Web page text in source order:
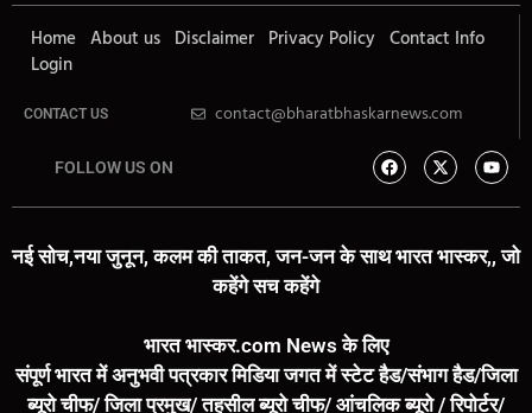
Home About us Disclaimer Privacy Policy Contact Info
Login
CONTACT US contact@bharatbhaskarnews.com
FOLLOW US ON
नई सोच,नया जुनून, कलम की ताकत, जन-जन के साथ भारत भास्कर,, जो
कहेंगे सच कहेंगे
भारत भास्कर.com News के लिए
संपूर्ण भारत में अनुभवी पत्रकार मिडिया जगत में स्टेट हैड/संभाग हैड/जिला
ब्यूरो चीफ/ जिला प्रमुख/ तहसील ब्यूरो चीफ/ आंचलिक ब्यूरो / रिपोर्टर/